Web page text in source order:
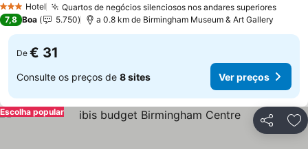
3 EstrelasHotel Quartos de negócios silenciosos nos andares superiores
7,8 Boa 5.750 a 0.8 km de Birmingham Museum & Art Gallery
De € 31
Consulte os preços de 8 sites Ver preços
Partilhar
Escolha popular